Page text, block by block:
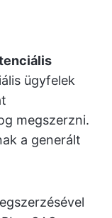
ügyfelek
megszerzni.
a generált